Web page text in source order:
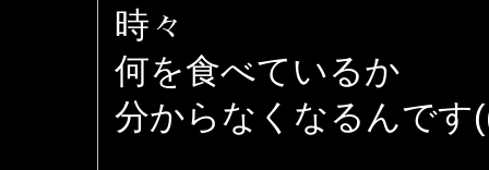
時々
何を食べているか
分からなくなるんです